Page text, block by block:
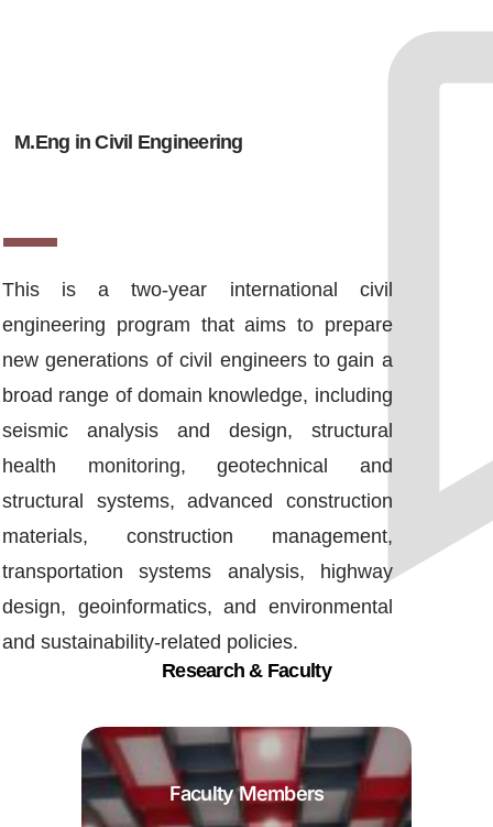
M.Eng in Civil Engineering
This is a two-year international civil
engineering program that aims to prepare
new generations of civil engineers to gain a
broad range of domain knowledge, including
seismic analysis and design, structural
health monitoring, geotechnical and
structural systems, advanced construction
materials, construction management,
transportation systems analysis, highway
design, geoinformatics, and environmental
and sustainability-related policies.
Research & Faculty
Faculty Members